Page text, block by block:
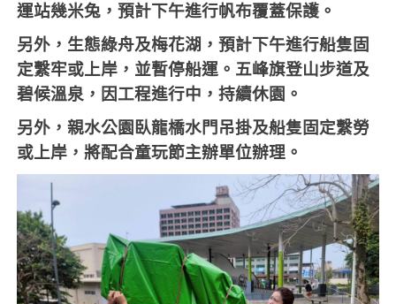
運站幾米兔，預計下午進行帆布覆蓋保護。
另外，生態綠舟及梅花湖，預計下午進行船隻固
定繫牢或上岸，並暫停船運。五峰旗登山步道及
碧候溫泉，因工程進行中，持續休園。
另外，親水公園臥龍橋水門吊掛及船隻固定繫勞
或上岸，將配合童玩節主辦單位辦理。